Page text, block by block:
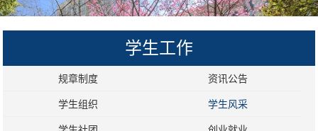
学生工作
规章制度 资讯公告
学生组织 学生风采